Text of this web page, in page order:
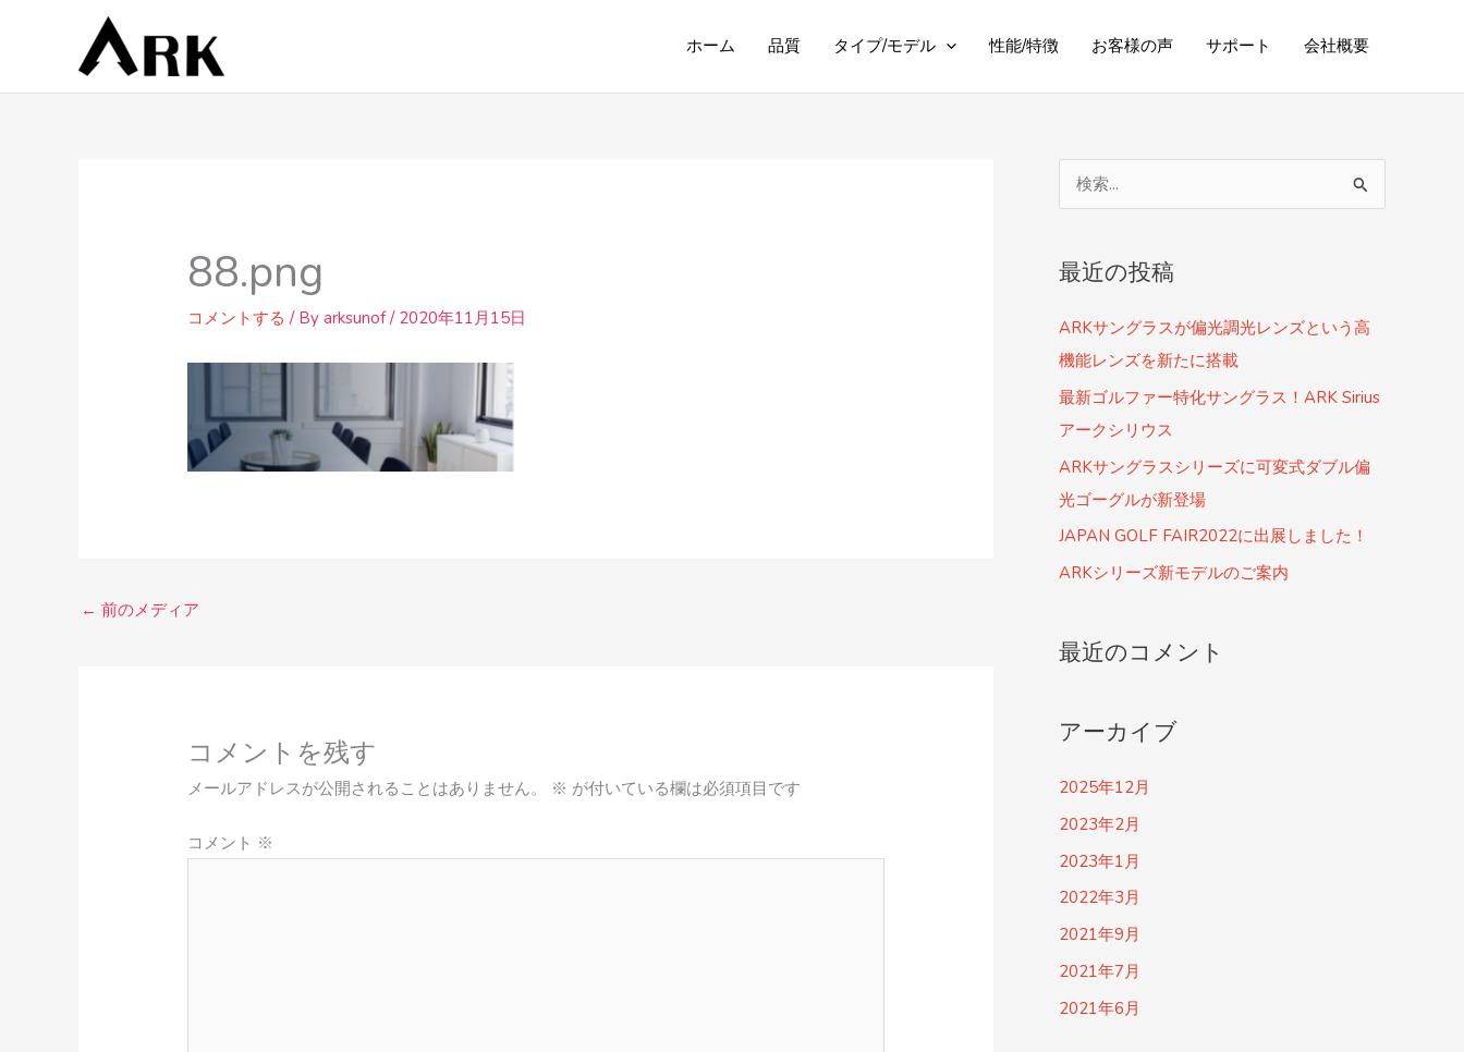
ホーム 品質 タイプ/モデル 性能/特徴 お客様の声 サポート 会社概要
88.png
コメントする / Byarksunof/ 2020年11月15日
← 前のメディア
コメントを残す
メールアドレスが公開されることはありません。 ※ が付いている欄は必須項目です
コメント ※
象
最近の投稿
ARKサングラスが偏光調光レンズという高
機能レンズを新たに搭載
最新ゴルファー特化サングラス！ARK Sirius
アークシリウス
ARKサングラスシリーズに可変式ダブル偏
光ゴーグルが新登場
JAPAN GOLF FAIR2022に出展しました！
ARKシリーズ新モデルのご案内
最近のコメント
アーカイブ
2025年12月
2023年2月
2023年1月
2022年3月
2021年9月
2021年7月
2021年6月